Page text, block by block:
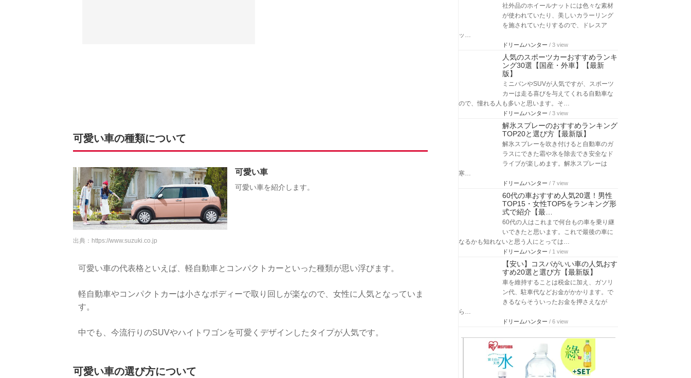
可愛い車の種類について
可愛い車
可愛い車を紹介します。
出典： https://www.suzuki.co.jp
可愛い車の代表格といえば、軽自動車とコンパクトカーといった種類が思い浮びます。
軽自動車やコンパクトカーは小さなボディーで取り回しが楽なので、女性に人気となっていま
す。
中でも、今流行りのSUVやハイトワゴンを可愛くデザインしたタイプが人気です。
可愛い車の選び方について
社外品のホイールナットには色々な素材
が使われていたり、美しいカラーリング
を施されていたりするので、ドレスア
ッ…
ドリームハンター / 3 view
人気のスポーツカーおすすめランキ
ング30選【国産・外車】【最新
版】
ミニバンやSUVが人気ですが、スポーツ
カーは走る喜びを与えてくれる自動車な
ので、憧れる人も多いと思います。そ…
ドリームハンター / 3 view
解氷スプレーのおすすめランキング
TOP20と選び方【最新版】
解氷スプレーを吹き付けると自動車のガ
ラスにできた霜や氷を除去でき安全なド
ライブが楽しめます。解氷スプレーは
寒…
ドリームハンター / 7 view
60代の車おすすめ人気20選！男性
TOP15・女性TOP5をランキング形
式で紹介【最…
60代の人はこれまで何台もの車を乗り継
いできたと思います。これで最後の車に
なるかも知れないと思う人にとっては…
ドリームハンター / 1 view
【安い】コスパがいい車の人気おす
すめ20選と選び方【最新版】
車を維持することは税金に加え、ガソリ
ン代、駐車代などお金がかかります。で
きるならそういったお金を押さえなが
ら…
ドリームハンター / 6 view